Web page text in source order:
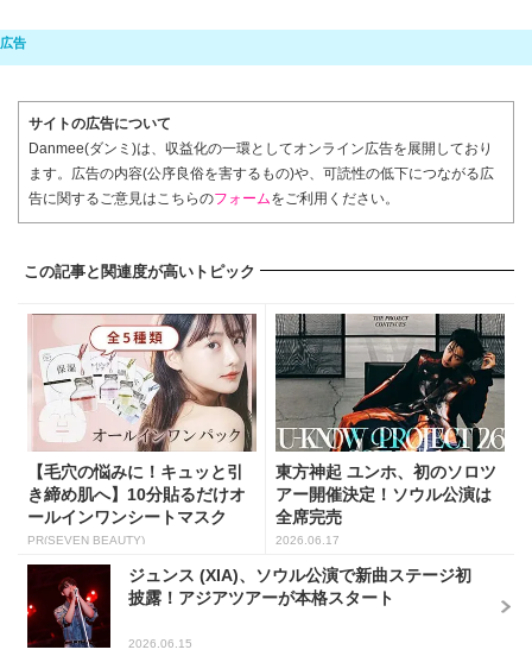
サイトの広告について
Danmee(ダンミ)は、収益化の一環としてオンライン広告を展開しており
ます。広告の内容(公序良俗を害するもの)や、可読性の低下につながる広
告に関するご意見はこちらのフォームをご利用ください。
この記事と関連度が高いトピック
【毛穴の悩みに！キュッと引
き締め肌へ】10分貼るだけオ
ールインワンシートマスク
PR(SEVEN BEAUTY)
東方神起 ユンホ、初のソロツ
アー開催決定！ソウル公演は
全席完売
2026.06.17
ジュンス (XIA)、ソウル公演で新曲ステージ初
披露！アジアツアーが本格スタート
2026.06.15